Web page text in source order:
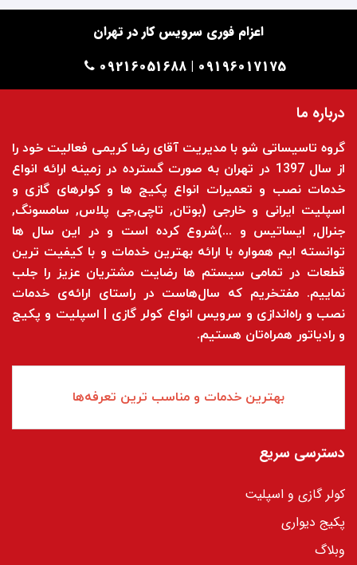
اعزام فوری سرویس کار در تهران
09196017175 | 09216051688
درباره ما
گروه تاسیساتی شو با مدیریت آقای رضا کریمی فعالیت خود را
از سال 1397 در تهران به صورت گسترده در زمینه ارائه انواع
خدمات نصب و تعمیرات انواع پکیج ها و کولرهای گازی و
اسپلیت ایرانی و خارجی (بوتان, تاچی,جی پلاس, سامسونگ,
جنرال, ایساتیس و ...)شروع کرده است و در این سال ها
توانسته ایم همواره با ارائه بهترین خدمات و با کیفیت ترین
قطعات در تمامی سیستم ها رضایت مشتریان عزیز را جلب
نماییم. مفتخریم که سال‌هاست در راستای ارائه‌ی خدمات
نصب و راه‌اندازی و سرویس انواع کولر گازی | اسپلیت و پکیج
و رادیاتور همراه‌تان هستیم.
بهترین خدمات و مناسب ترین تعرفه‌ها
دسترسی سریع
کولر گازی و اسپلیت
پکیج دیواری
وبلاگ